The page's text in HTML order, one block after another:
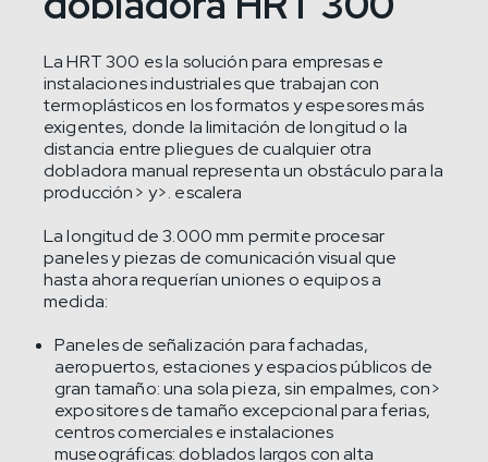
La HRT 300 es la solución para empresas e
instalaciones industriales que trabajan con
termoplásticos en los formatos y espesores más
exigentes, donde la limitación de longitud o la
distancia entre pliegues de cualquier otra
dobladora manual representa un obstáculo para la
producción> y>. escalera
La longitud de 3.000 mm permite procesar
paneles y piezas de comunicación visual que
hasta ahora requerían uniones o equipos a
medida:
Paneles de señalización para fachadas,
aeropuertos, estaciones y espacios públicos de
gran tamaño: una sola pieza, sin empalmes, con>
expositores de tamaño excepcional para ferias,
centros comerciales e instalaciones
museográficas: doblados largos con alta